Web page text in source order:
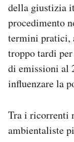
della giustizia
procedimento
termini pratici,
troppo tardi
di emissioni al
influenzare la
Tra i ricorrenti
ambientaliste